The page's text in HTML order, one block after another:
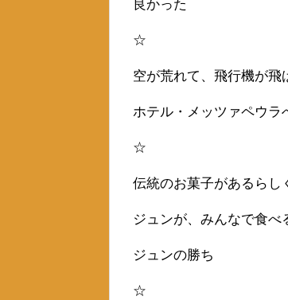
良かった
☆
空が荒れて、飛行機が
ホテル・メッツァペウラ
☆
伝統のお菓子があるらし
ジュンが、みんなで食べ
ジュンの勝ち
☆